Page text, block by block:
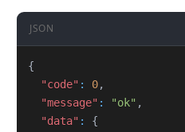
JSON
{
"code" : 0,
"message" : "ok" ,
"data" :
{